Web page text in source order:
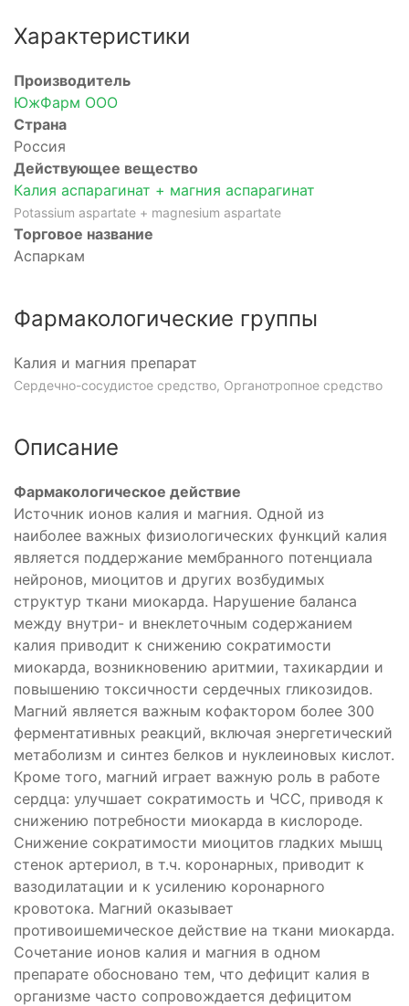
Характеристики
Производитель
ЮжФарм ООО
Страна
Россия
Действующее вещество
Калия аспарагинат + магния аспарагинат
Potassium aspartate + magnesium aspartate
Торговое название
Аспаркам
Фармакологические группы
Калия и магния препарат
Сердечно-сосудистое средство, Органотропное средство
Описание
Фармакологическое действие
Источник ионов калия и магния. Одной из
наиболее важных физиологических функций калия
является поддержание мембранного потенциала
нейронов, миоцитов и других возбудимых
структур ткани миокарда. Нарушение баланса
между внутри- и внеклеточным содержанием
калия приводит к снижению сократимости
миокарда, возникновению аритмии, тахикардии и
повышению токсичности сердечных гликозидов.
Магний является важным кофактором более 300
ферментативных реакций, включая энергетический
метаболизм и синтез белков и нуклеиновых кислот.
Кроме того, магний играет важную роль в работе
сердца: улучшает сократимость и ЧСС, приводя к
снижению потребности миокарда в кислороде.
Снижение сократимости миоцитов гладких мышц
стенок артериол, в т.ч. коронарных, приводит к
вазодилатации и к усилению коронарного
кровотока. Магний оказывает
противоишемическое действие на ткани миокарда.
Сочетание ионов калия и магния в одном
препарате обосновано тем, что дефицит калия в
организме часто сопровождается дефицитом